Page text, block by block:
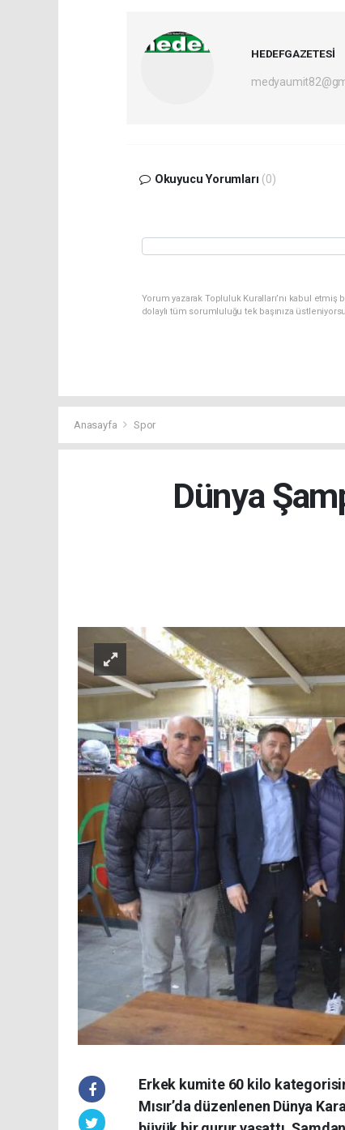
HEDEFGAZETESİ
Okuyucu Yorumları (0)
Yorum yazarak Topluluk Kuralları’nı kabul
dolaylı tüm sorumluluğu tek başınıza
Anasayfa Spor
Dünya
Erkek kumite 60 kilo
Mısır’da düzenlenen Dünya